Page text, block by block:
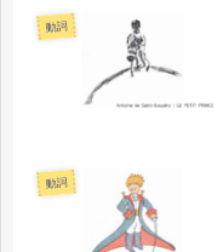
動詞
動詞